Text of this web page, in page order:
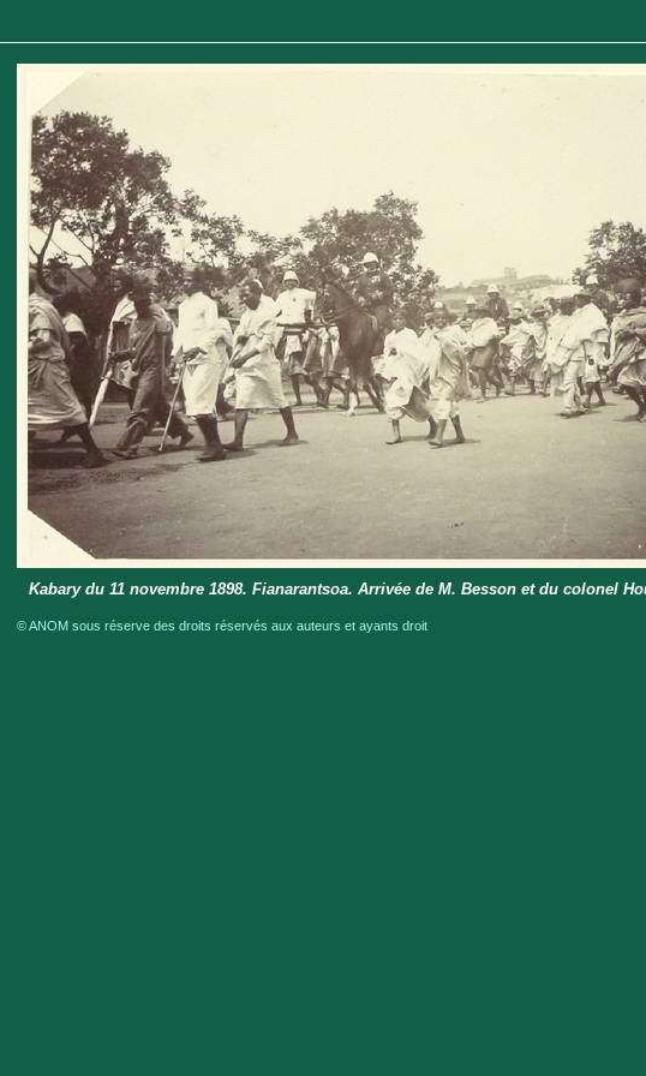
Kabary du 11 novembre 1898. Fianarantsoa. Arrivée de M. Besson et du colonel
© ANOM sous réserve des droits réservés aux auteurs et ayants droit